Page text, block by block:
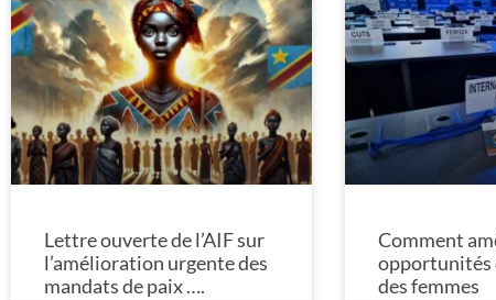
Lettre ouverte de l’AIF sur
l’amélioration urgente des
mandats de paix ….
Comment
opportunités
des femmes